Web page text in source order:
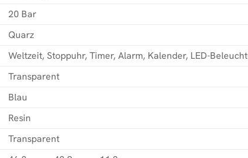
20 Bar
Quarz
Weltzeit, Stoppuhr, Timer, Alarm, Kalender, LED-
Transparent
Blau
Resin
Transparent